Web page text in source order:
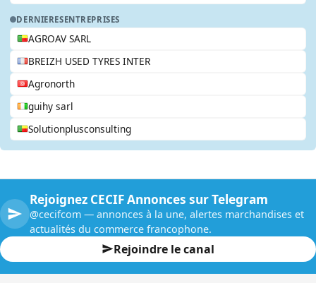
DERNIERESENTREPRISES
AGROAV SARL
BREIZH USED TYRES INTER
Agronorth
guihy sarl
Solutionplusconsulting
Rejoignez CECIF Annonces sur Telegram
@cecifcom — annonces à la une, alertes marchandises et
actualités du commerce francophone.
Rejoindre le canal